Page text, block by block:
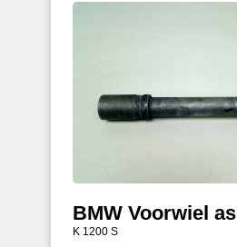
BMW Voorwiel as
K 1200 S